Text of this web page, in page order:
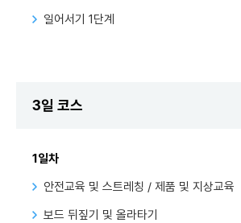
일어서기 1단계
3일 코스
1일차
안전교육 및 스트레칭 / 제품 및 지상교육
보드 뒤짚기 및 올라타기